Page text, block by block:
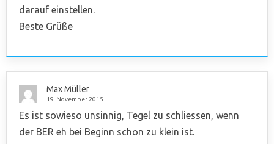
darauf einstellen.
Beste Grüße
Max Müller
19. November 2015
Es ist sowieso unsinnig, Tegel zu schliessen, wenn
der BER eh bei Beginn schon zu klein ist.